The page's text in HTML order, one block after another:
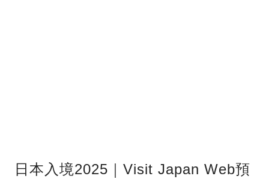
日本入境2025｜Visit Japan Web預